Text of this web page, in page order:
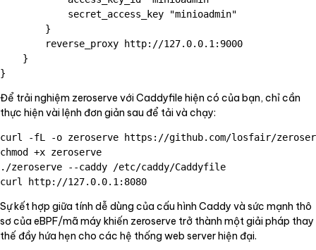
            secret_access_key "minioadmin"
        }
        reverse_proxy http://127.0.0.1:9000
    }
Để trải nghiệm zeroserve với Caddyfile hiện có của bạn, chỉ cần
thực hiện vài lệnh đơn giản sau để tải và chạy:
curl -fL -o zeroserve https://github.com/losfair/
chmod +x zeroserve
./zeroserve --caddy /etc/caddy/Caddyfile
Sự kết hợp giữa tính dễ dùng của cấu hình Caddy và sức mạnh thô
sơ của eBPF/mã máy khiến zeroserve trở thành một giải pháp thay
thế đầy hứa hẹn cho các hệ thống web server hiện đại.